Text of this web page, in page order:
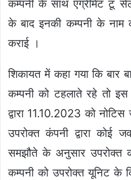
कम्पनी के साथ एग्रीमेंट टू
के बाद इनकी कम्पनी के नाम
कराई ।
शिकायत में कहा गया कि बार
कम्पनी को टहलाते रहे तो
द्वारा 11.10.2023 को नोटिस
उपरोक्त कंपनी द्वारा कोई
समझौते के अनुसार उपरोक्त
कम्पनी को उपरोक्त यूनिट के